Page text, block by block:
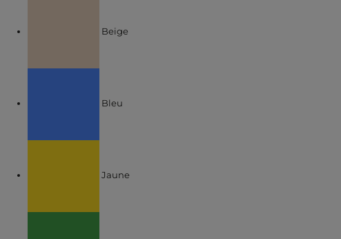
Beige
Bleu
Jaune